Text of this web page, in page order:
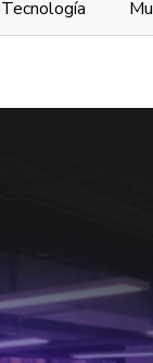
Tecnología